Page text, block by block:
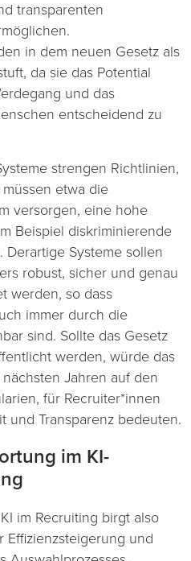
transparenten
in dem neuen Gesetz als
da sie das Potential
und das
entscheidend zu
strengen Richtlinien,
etwa die
versorgen, eine hohe
Beispiel diskriminierende
Derartige Systeme sollen
robust, sicher und genau
werden, so dass
immer durch die
sind. Sollte das Gesetz
werden, würde das
Jahren auf den
für Recruiter*innen
und Transparenz bedeuten.
im KI-
im Recruiting birgt also
Effizienzsteigerung und